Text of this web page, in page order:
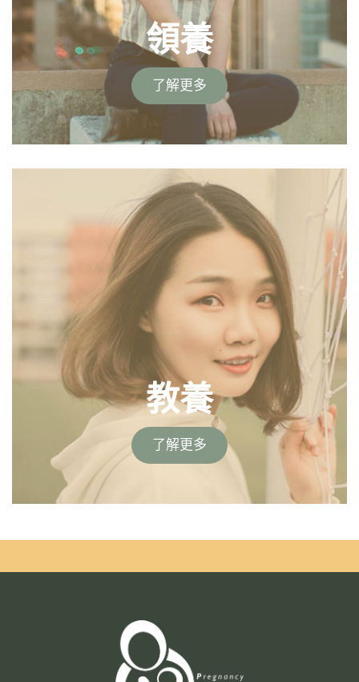
領養
了解更多
教養
了解更多